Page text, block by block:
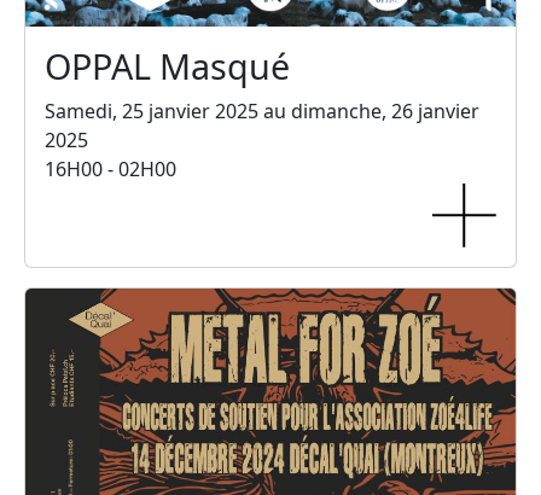
OPPAL Masqué
Samedi, 25 janvier 2025 au dimanche, 26 janvier
2025
16H00 - 02H00